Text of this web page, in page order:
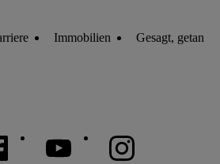
Immobilien Gesagt, getan